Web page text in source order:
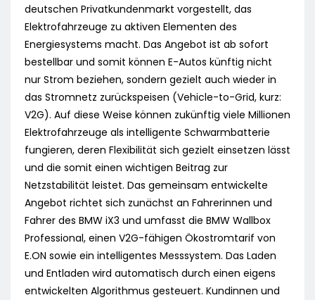
deutschen Privatkundenmarkt vorgestellt, das
Elektrofahrzeuge zu aktiven Elementen des
Energiesystems macht. Das Angebot ist ab sofort
bestellbar und somit können E-Autos künftig nicht
nur Strom beziehen, sondern gezielt auch wieder in
das Stromnetz zurückspeisen (Vehicle-to-Grid, kurz:
V2G). Auf diese Weise können zukünftig viele Millionen
Elektrofahrzeuge als intelligente Schwarmbatterie
fungieren, deren Flexibilität sich gezielt einsetzen lässt
und die somit einen wichtigen Beitrag zur
Netzstabilität leistet. Das gemeinsam entwickelte
Angebot richtet sich zunächst an Fahrerinnen und
Fahrer des BMW iX3 und umfasst die BMW Wallbox
Professional, einen V2G-fähigen Ökostromtarif von
E.ON sowie ein intelligentes Messsystem. Das Laden
und Entladen wird automatisch durch einen eigens
entwickelten Algorithmus gesteuert. Kundinnen und